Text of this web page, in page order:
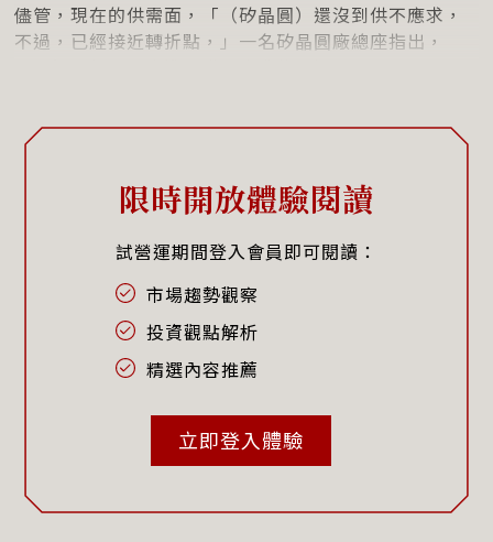
儘管，現在的供需面，「（矽晶圓）還沒到供不應求，
不過，已經接近轉折點，」一名矽晶圓廠總座指出，
限時開放體驗閱讀
試營運期間登入會員即可閱讀：
市場趨勢觀察
投資觀點解析
精選內容推薦
立即登入體驗